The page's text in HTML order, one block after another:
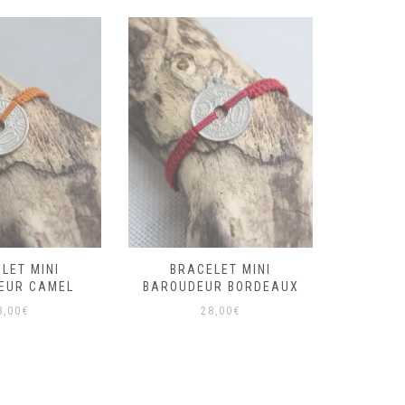
MINI
CAMEL
€
BRACELET MINI
BAROUDEUR BORDEAUX
28,00 €